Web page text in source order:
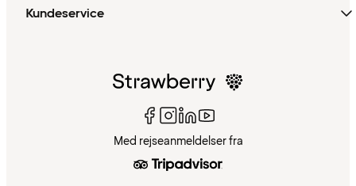
Kundeservice
Med rejseanmeldelser fra